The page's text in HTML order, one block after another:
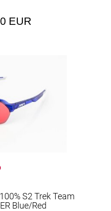
EUR
S2 Trek Team
Blue/Red